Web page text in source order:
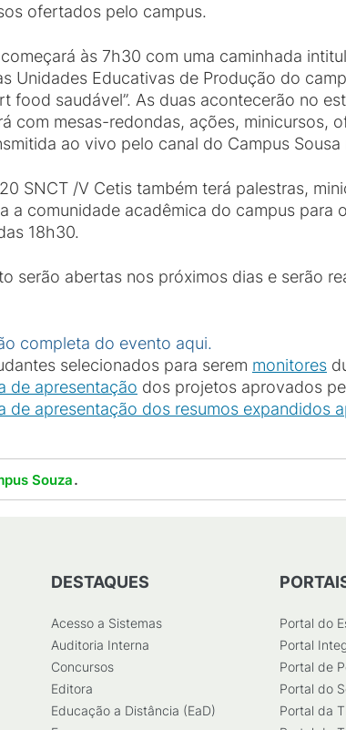
ofertados pelo campus.
às 7h30 com uma caminhada
Unidades Educativas de Produção do
food saudável”. As duas acontecerão no
com mesas-redondas, ações, minicursos,
ao vivo pelo canal do Campus Sousa
SNCT /V Cetis também terá palestras,
a comunidade acadêmica do campus para
18h30.
serão abertas nos próximos dias e serão
completa do evento aqui.
selecionados para serem monitores
de apresentação dos projetos aprovados
de apresentação dos resumos expandidos
Souza.
DESTAQUES
Acesso a Sistemas
Auditoria Interna
Concursos
Editora
Educação a Distância (EaD)
Portal do
Portal
Portal de
Portal do
Portal da